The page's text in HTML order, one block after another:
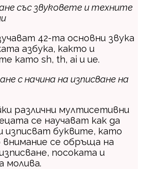
със звуковете и техните
42-та основни звука
азбука, както и
като sh, th, ai и ue.
с начина на изписване на
различни мултисетивни
се научават как да
изписват буквите, като
внимание се обръща на
посоката и
молива.